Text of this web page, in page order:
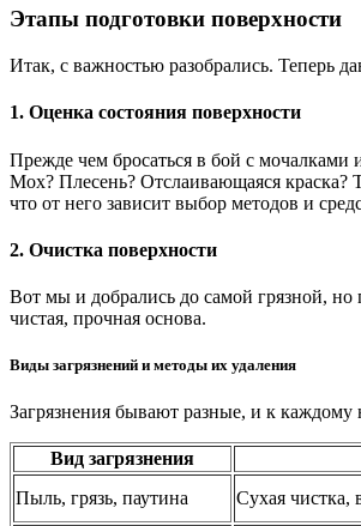
Этапы подготовки поверхности
Итак, с важностью разобрались. Теперь
1. Оценка состояния поверхности
Прежде чем бросаться в бой с мочалками
Мох? Плесень? Отслаивающаяся
что от него зависит выбор методов и
2. Очистка поверхности
Вот мы и добрались до самой грязной, но
чистая, прочная основа.
Виды загрязнений и методы их удаления
Загрязнения бывают разные, и к каждому
Вид загрязнения
Пыль, грязь, паутина
Сухая чистка,